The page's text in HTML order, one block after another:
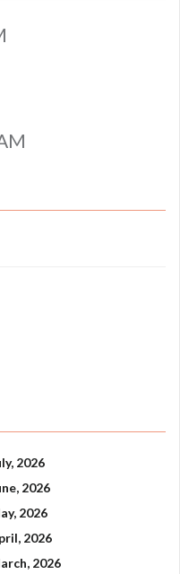
2026
2026
2026
2026
2026